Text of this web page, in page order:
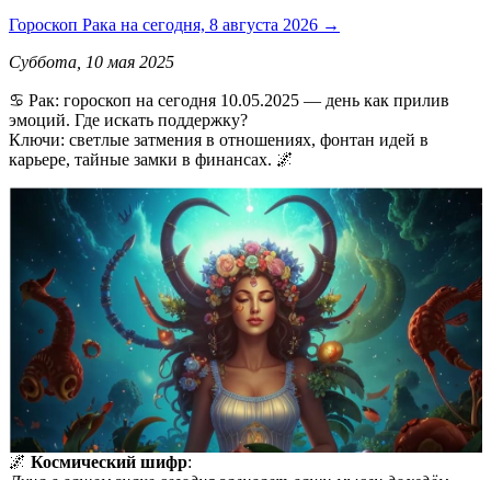
Гороскоп Рака на сегодня, 8 августа 2026 →
Суббота, 10 мая 2025
♋️ Рак: гороскоп на сегодня 10.05.2025 — день как прилив
эмоций. Где искать поддержку?
Ключи: светлые затмения в отношениях, фонтан идей в
карьере, тайные замки в финансах. 🌌
🌌 Космический шифр: